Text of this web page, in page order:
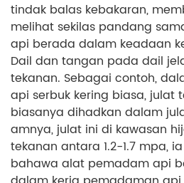
tindak balas kebakaran,
melihat sekilas pandang
api berada dalam keadaan
Dail dan tangan pada dail
tekanan. Sebagai contoh,
api serbuk kering biasa, julat
biasanya dihadkan dalam
amnya, julat ini di kawasan
tekanan antara 1.2-1.7 mpa,
bahawa alat pemadam api